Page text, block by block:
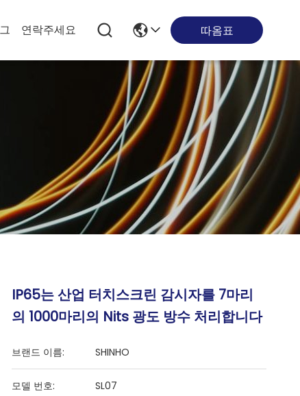
연락주세요 따옴표
IP65는 산업 터치스크린 감시자를 7마리
의 1000마리의 Nits 광도 방수 처리합니다
브랜드 이름: SHINHO
모델 번호: SL07